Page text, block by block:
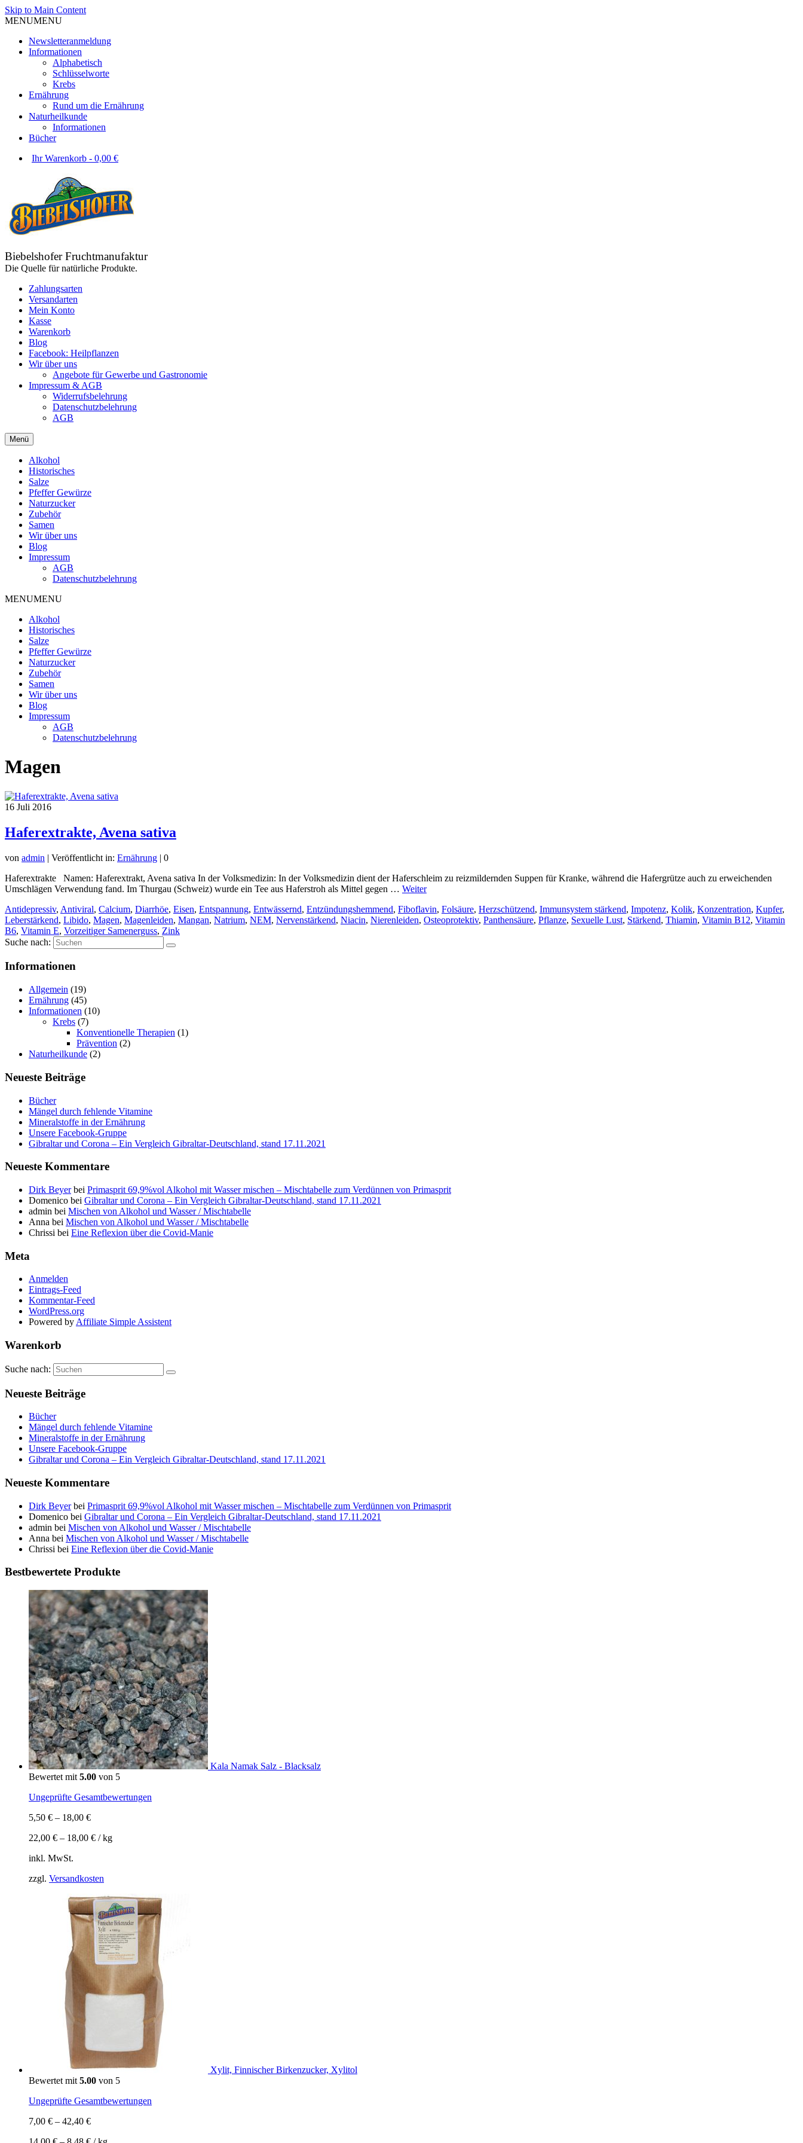
Skip to Main Content
MENUMENU
Newsletteranmeldung
Informationen
Alphabetisch
Schlüsselworte
Krebs
Ernährung
Rund um die Ernährung
Naturheilkunde
Informationen
Bücher
Ihr Warenkorb - 0,00 €
Biebelshofer Fruchtmanufaktur
Die Quelle für natürliche Produkte.
Zahlungsarten
Versandarten
Mein Konto
Kasse
Warenkorb
Blog
Facebook: Heilpflanzen
Wir über uns
Angebote für Gewerbe und Gastronomie
Impressum & AGB
Widerrufsbelehrung
Datenschutzbelehrung
AGB
Menü
Alkohol
Historisches
Salze
Pfeffer Gewürze
Naturzucker
Zubehör
Samen
Wir über uns
Blog
Impressum
AGB
Datenschutzbelehrung
MENUMENU
Alkohol
Historisches
Salze
Pfeffer Gewürze
Naturzucker
Zubehör
Samen
Wir über uns
Blog
Impressum
AGB
Datenschutzbelehrung
Magen
16 Juli 2016
Haferextrakte, Avena sativa
von admin | Veröffentlicht in: Ernährung | 0
Haferextrakte Namen: Haferextrakt, Avena sativa In der Volksmedizin: In der Volksmedizin dient der Haferschleim zu reizmildernden Suppen für Kranke, während die Hafergrütze auch zu erweichenden
Umschlägen Verwendung fand. Im Thurgau (Schweiz) wurde ein Tee aus Haferstroh als Mittel gegen … Weiter
Antidepressiv, Antiviral, Calcium, Diarrhöe, Eisen, Entspannung, Entwässernd, Entzündungshemmend, Fiboflavin, Folsäure, Herzschützend, Immunsystem stärkend, Impotenz, Kolik, Konzentration, Kupfer,
Leberstärkend, Libido, Magen, Magenleiden, Mangan, Natrium, NEM, Nervenstärkend, Niacin, Nierenleiden, Osteoprotektiv, Panthensäure, Pflanze, Sexuelle Lust, Stärkend, Thiamin, Vitamin B12, Vitamin
B6, Vitamin E, Vorzeitiger Samenerguss, Zink
Suche nach:
Informationen
Allgemein (19)
Ernährung (45)
Informationen (10)
Krebs (7)
Konventionelle Therapien (1)
Prävention (2)
Naturheilkunde (2)
Neueste Beiträge
Bücher
Mängel durch fehlende Vitamine
Mineralstoffe in der Ernährung
Unsere Facebook-Gruppe
Gibraltar und Corona – Ein Vergleich Gibraltar-Deutschland, stand 17.11.2021
Neueste Kommentare
Dirk Beyerbei Primasprit 69,9%vol Alkohol mit Wasser mischen – Mischtabelle zum Verdünnen von Primasprit
Domenico bei Gibraltar und Corona – Ein Vergleich Gibraltar-Deutschland, stand 17.11.2021
admin bei Mischen von Alkohol und Wasser / Mischtabelle
Anna bei Mischen von Alkohol und Wasser / Mischtabelle
Chrissi bei Eine Reflexion über die Covid-Manie
Meta
Anmelden
Eintrags-Feed
Kommentar-Feed
WordPress.org
Powered byAffiliate Simple Assistent
Warenkorb
Suche nach:
Neueste Beiträge
Bücher
Mängel durch fehlende Vitamine
Mineralstoffe in der Ernährung
Unsere Facebook-Gruppe
Gibraltar und Corona – Ein Vergleich Gibraltar-Deutschland, stand 17.11.2021
Neueste Kommentare
Dirk Beyerbei Primasprit 69,9%vol Alkohol mit Wasser mischen – Mischtabelle zum Verdünnen von Primasprit
Domenico bei Gibraltar und Corona – Ein Vergleich Gibraltar-Deutschland, stand 17.11.2021
admin bei Mischen von Alkohol und Wasser / Mischtabelle
Anna bei Mischen von Alkohol und Wasser / Mischtabelle
Chrissi bei Eine Reflexion über die Covid-Manie
Bestbewertete Produkte
Kala Namak Salz - Blacksalz
Bewertet mit 5.00 von 5
Ungeprüfte Gesamtbewertungen
5,50 € – 18,00 €
22,00 € – 18,00 € /kg
inkl. MwSt.
zzgl. Versandkosten
Xylit, Finnischer Birkenzucker, Xylitol
Bewertet mit 5.00 von 5
Ungeprüfte Gesamtbewertungen
7,00 € – 42,40 €